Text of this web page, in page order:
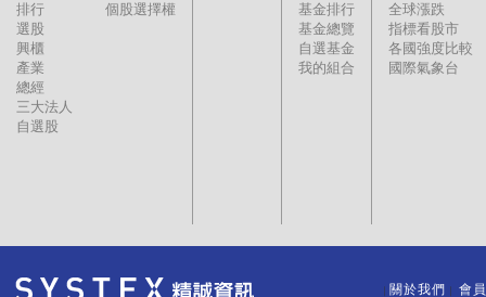
排行
選股
興櫃
產業
總經
三大法人
自選股
個股選擇權
基金排行
基金總覽
自選基金
我的組合
全球漲跌
指標看股市
各國強度比較
國際氣象台
關於我們 會